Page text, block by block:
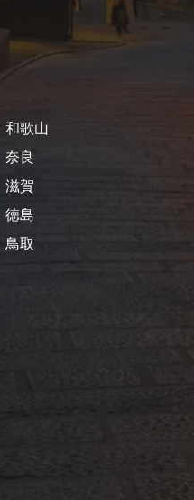
和歌山
奈良
滋賀
徳島
鳥取